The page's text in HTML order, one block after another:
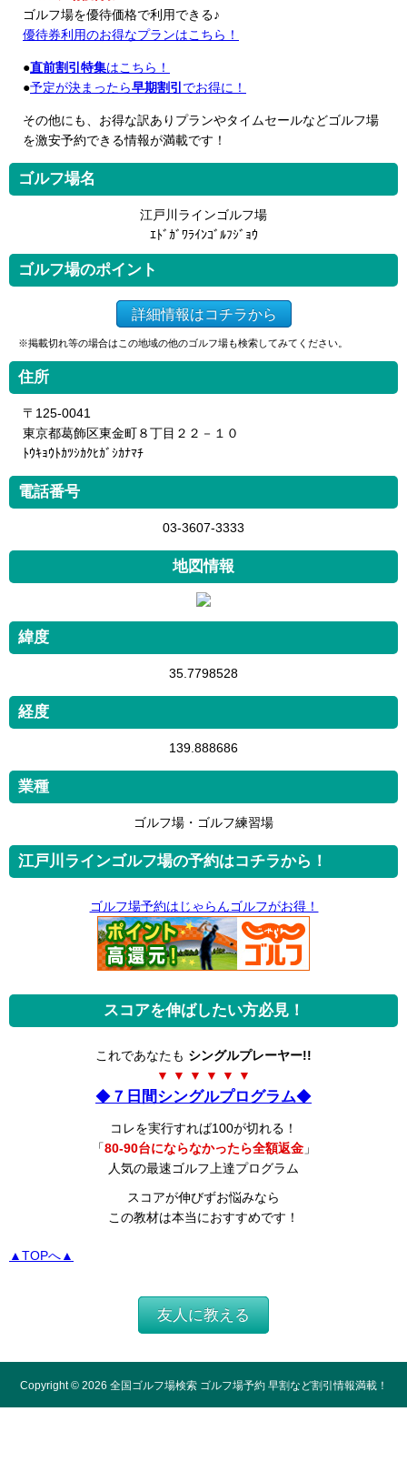
ゴルフ場を優待価格で利用できる♪
優待券利用のお得なプランはこちら！
●直前割引特集はこちら！
●予定が決まったら早期割引 でお得に！
その他にも、お得な訳ありプランやタイムセールなどゴルフ場
を激安予約できる情報が満載です！
ゴルフ場名
江戸川ラインゴルフ場
ｴﾄﾞｶﾞﾜﾗｲﾝｺﾞﾙﾌｼﾞｮｳ
ゴルフ場のポイント
詳細情報はコチラから
※掲載切れ等の場合はこの地域の他のゴルフ場も検索してみてください。
住所
〒125-0041
東京都葛飾区東金町８丁目２２－１０
ﾄｳｷｮｳﾄｶﾂｼｶｸﾋｶﾞｼｶﾅﾏﾁ
電話番号
03-3607-3333
地図情報
緯度
35.7798528
経度
139.888686
業種
ゴルフ場・ゴルフ練習場
江戸川ラインゴルフ場の予約はコチラから！
ゴルフ場予約はじゃらんゴルフがお得！
スコアを伸ばしたい方必見！
これであなたも シングルプレーヤー!!
▼ ▼ ▼ ▼ ▼ ▼
◆ ７日間シングルプログラム◆
コレを実行すれば100が切れる！
「80-90台にならなかったら全額返金」
人気の最速ゴルフ上達プログラム
スコアが伸びずお悩みなら
この教材は本当におすすめです！
▲TOPへ▲
友人に教える
Copyright © 2026 全国ゴルフ場検索 ゴルフ場予約 早割など割引情報満載！